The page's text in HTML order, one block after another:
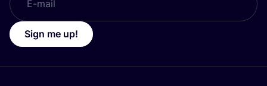
Sign me up!